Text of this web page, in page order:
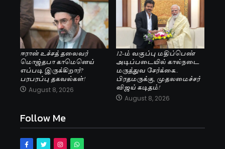
ஈரான் உச்சத் தலைவர்
மொஜ்தபா காமெனெய்
எப்படி இருக்கிறார்?
பரபரப்பு தகவல்கள்!
August 8, 2026
12-ம் வகுப்பு மதிப்பெண்
அடிப்படையில் கால்நடை
மருத்துவ சேர்க்கை..
பிரதமருக்கு, முதலமைச்சர்
விஜய் கடிதம்!
August 8, 2026
Follow Me